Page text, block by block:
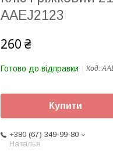
AAEJ2123
260 ₴
Готово до відправки Код:
Купити
+380 (67) 349-99-80
Наталья